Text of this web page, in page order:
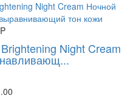
Night Cream